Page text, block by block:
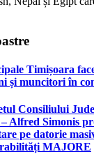
Timișoara
și muncitori în
Consiliului
Alfred Simonis
pe datorie
MAJORE